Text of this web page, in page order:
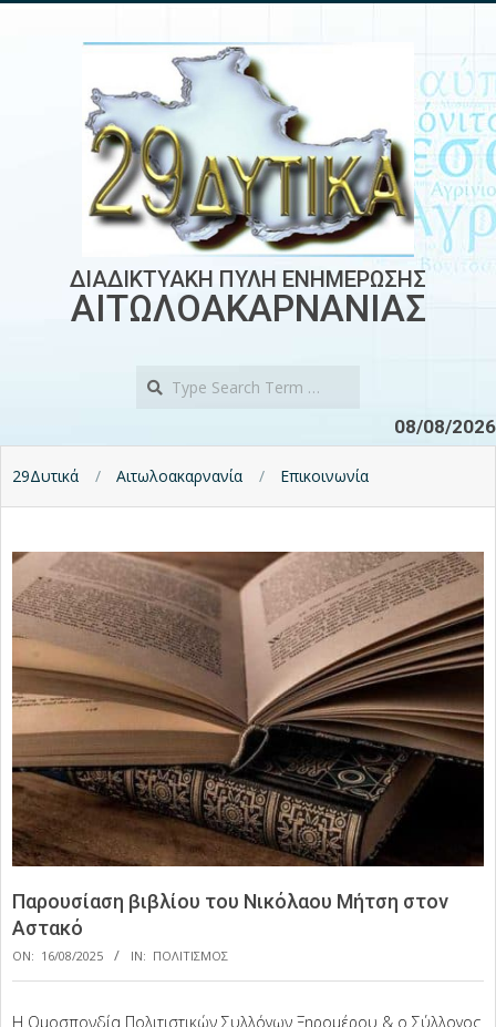
ΔΙΑΔΙΚΤΥΑΚΗ ΠΥΛΗ ΕΝΗΜΕΡΩΣΗΣ
ΑΙΤΩΛΟΑΚΑΡΝΑΝΙΑΣ
08/08/2026
29Δυτικά Αιτωλοακαρνανία Επικοινωνία
Παρουσίαση βιβλίου του Νικόλαου Μήτση στον
Αστακό
ON: 16/08/2025 IN: ΠΟΛΙΤΙΣΜΟΣ
Η Ομοσπονδία Πολιτιστικών Συλλόγων Ξηρομέρου & ο Σύλλογος